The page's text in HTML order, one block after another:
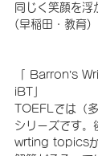
同じく笑顔を浮
(早稲田・教育)
「 Barron’s
iBT」
TOEFLでは（
シリーズです。
wrting topicsが